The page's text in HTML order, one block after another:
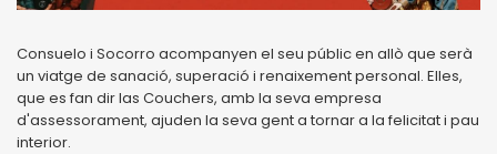
Consuelo i Socorro acompanyen el seu públic en allò que serà
un viatge de sanació, superació i renaixement personal. Elles,
que es fan dir las Couchers, amb la seva empresa
d'assessorament, ajuden la seva gent a tornar a la felicitat i pau
interior.